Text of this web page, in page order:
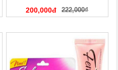
200,000đ 222,000₫